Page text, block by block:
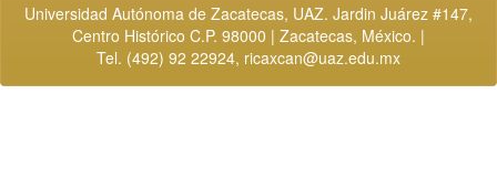
Universidad Autónoma de Zacatecas, UAZ. Jardin Juárez #147,
Centro Histórico C.P. 98000 | Zacatecas, México. |
Tel. (492) 92 22924, ricaxcan@uaz.edu.mx